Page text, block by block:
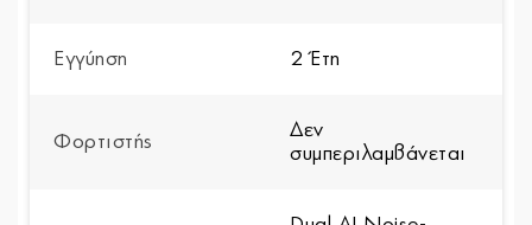
Εγγύηση 2 Έτη
Φορτιστής
Δεν
συμπεριλαμβάνεται